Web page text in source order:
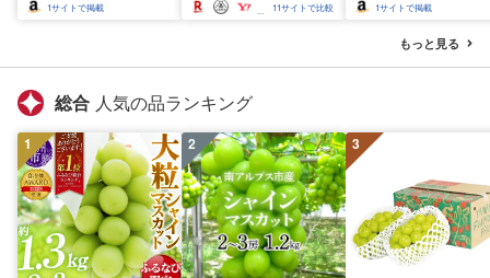
1サイトで掲載 11サイトで比較 1サイトで掲載
もっと見る
総合 人気の品ランキング
1 2 3